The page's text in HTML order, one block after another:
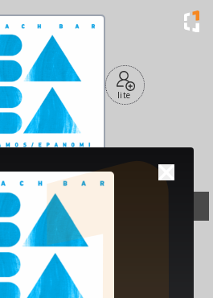
lite
Beach Bar
Μπαρ
Βλέπουν τώρα:1